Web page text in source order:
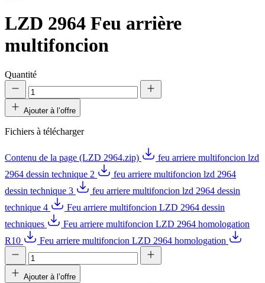
LZD 2964 Feu arrière
multifoncion
Quantité
Ajouter à l’offre
Fichiers à télécharger
Contenu de la page (LZD 2964.zip)
feu arriere multifoncion lzd
2964 dessin technique 2
feu arriere multifoncion lzd 2964
dessin technique 3
feu arriere multifoncion lzd 2964 dessin
technique 4
Feu arriere multifoncion LZD 2964 dessin
techniques
Feu arriere multifoncion LZD 2964 homologation
R10
Feu arriere multifoncion LZD 2964 homologation
Ajouter à l’offre